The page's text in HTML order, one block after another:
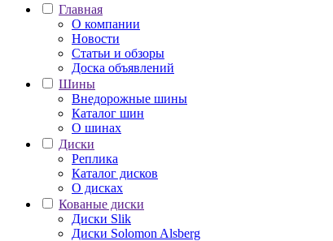
Главная
О компании
Новости
Статьи и обзоры
Доска объявлений
Шины
Внедорожные шины
Каталог шин
О шинах
Диски
Реплика
Каталог дисков
О дисках
Кованые диски
Диски Slik
Диски Solomon Alsberg